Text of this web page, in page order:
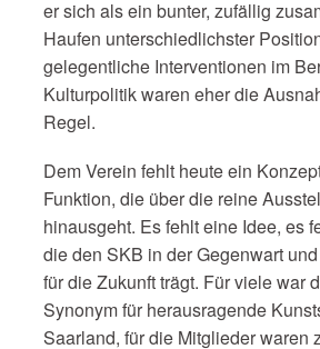
er sich als ein bunter, zufällig
Haufen unterschiedlichster
gelegentliche Interventionen im
Kulturpolitik waren eher die
Regel.
Dem Verein fehlt heute ein
Funktion, die über die reine
hinausgeht. Es fehlt eine Idee, es
die den SKB in der Gegenwart
für die Zukunft trägt. Für viele war
Synonym für herausragende
Saarland, für die Mitglieder waren